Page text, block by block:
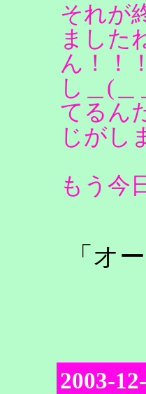
それが
ました
ん！！
し＿(
てるん
じがし
もう今
「オ
2003-